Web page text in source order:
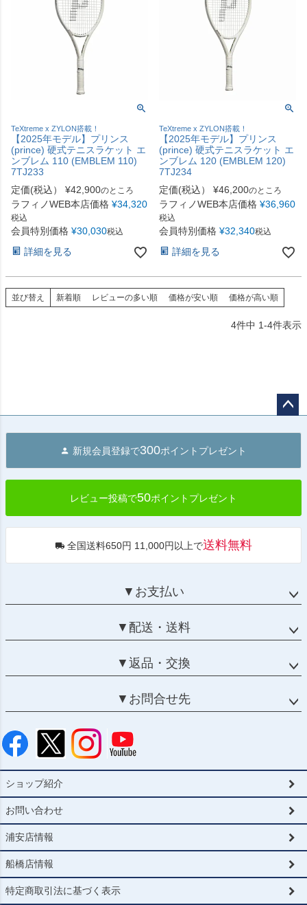
TeXtreme x ZYLON搭載！
【2025年モデル】プリンス
(prince) 硬式テニスラケット エ
ンブレム 110 (EMBLEM 110)
7TJ233
定価(税込）
¥42,900のところ
ラフィノWEB本店価格 ¥34,320
税込
会員特別価格 ¥30,030税込
詳細を見る
TeXtreme x ZYLON搭載！
【2025年モデル】プリンス
(prince) 硬式テニスラケット エ
ンブレム 120 (EMBLEM 120)
7TJ234
定価(税込）
¥46,200のところ
ラフィノWEB本店価格 ¥36,960
税込
会員特別価格 ¥32,340税込
詳細を見る
並び替え 新着順 レビューの多い順 価格が安い順 価格が高い順
4件中 1-4件表示
へ
新規会員登録で300ポイントプレゼント
レビュー投稿で50ポイントプレゼント
全国送料650円 11,000円以上で送料無料
▼お支払い
▼配送・送料
▼返品・交換
▼お問合せ先
ショップ紹介
お問い合わせ
浦安店情報
船橋店情報
特定商取引法に基づく表示